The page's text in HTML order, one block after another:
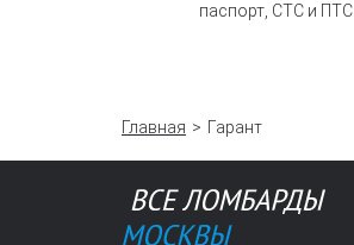
паспорт, СТС и ПТС.
Главная Гарант